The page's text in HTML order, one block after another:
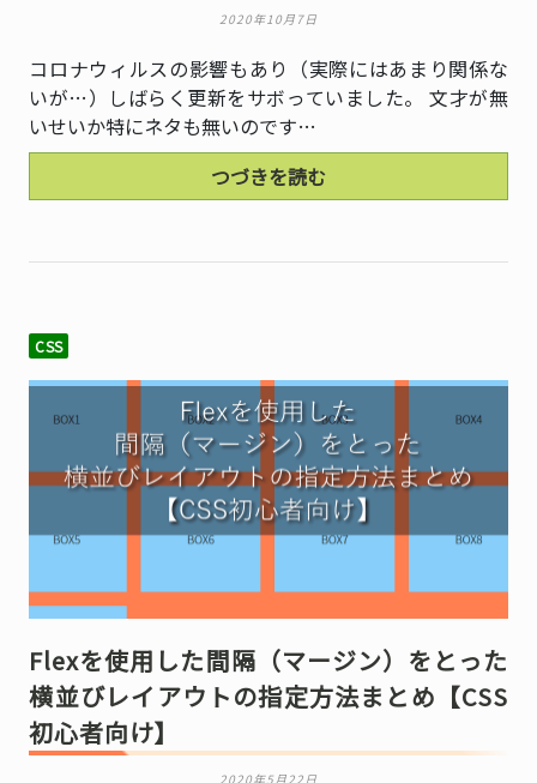
2020年10月7日
コロナウィルスの影響もあり（実際にはあまり関係な
いが…）しばらく更新をサボっていました。 文才が無
いせいか特にネタも無いのです…
つづきを読む
CSS
Flexを使用した間隔（マージン）をとった
横並びレイアウトの指定方法まとめ【CSS
初心者向け】
2020年5月22日